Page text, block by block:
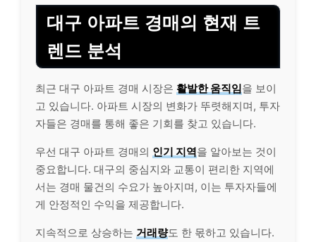
대구 아파트 경매의 현재 트
렌드 분석
최근 대구 아파트 경매 시장은 활발한 움직임을 보이
고 있습니다. 아파트 시장의 변화가 뚜렷해지며, 투자
자들은 경매를 통해 좋은 기회를 찾고 있습니다.
우선 대구 아파트 경매의 인기 지역을 알아보는 것이
중요합니다. 대구의 중심지와 교통이 편리한 지역에
서는 경매 물건의 수요가 높아지며, 이는 투자자들에
게 안정적인 수익을 제공합니다.
지속적으로 상승하는 거래량도 한 몫하고 있습니다.